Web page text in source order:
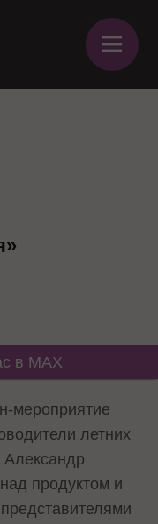
≡
в MAX
мероприятие
летних
продуктом и